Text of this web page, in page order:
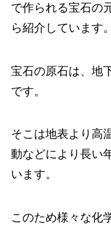
で作られる宝石の
ら紹介しています。
宝石の原石は、地
です。
そこは地表より高
動などにより長い
います。
このため様々な化